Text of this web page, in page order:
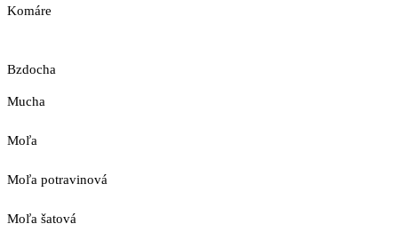
Komáre
Bzdocha
Mucha
Moľa
Moľa potravinová
Moľa šatová